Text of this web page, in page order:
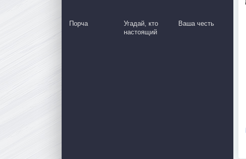
Порча
Угадай, кто
настоящий
Ваша честь